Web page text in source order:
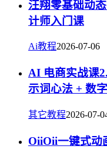
汪翔零基础动
计师入门课
Ai教程2026-07-06
AI 电商实战课
示词心法 + 数
其它教程2026-07-
OiiOii一键式动